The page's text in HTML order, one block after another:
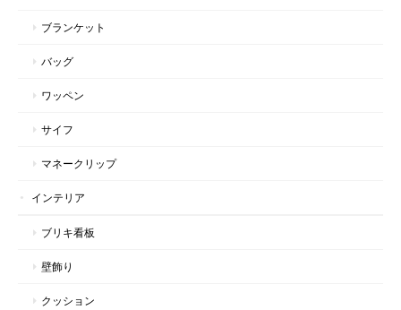
ブランケット
バッグ
ワッペン
サイフ
マネークリップ
インテリア
ブリキ看板
壁飾り
クッション